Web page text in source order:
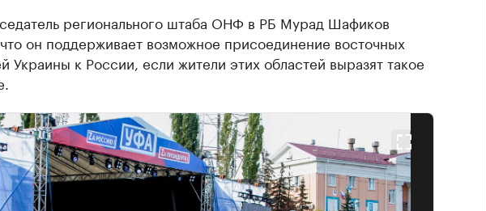
регионального штаба ОНФ в РБ Мурад Шафиков
он поддерживает возможное присоединение восточных
Украины к России, если жители этих областей выразят такое